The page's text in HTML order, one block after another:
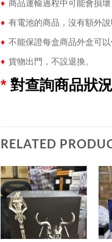
♦ 商品運輸過程中可能會損
♦ 有電池的商品，沒有額外說
♦ 不能保證每盒商品外盒可
♦ 貨物出門，不設退換。
* 對查詢商品狀
RELATED